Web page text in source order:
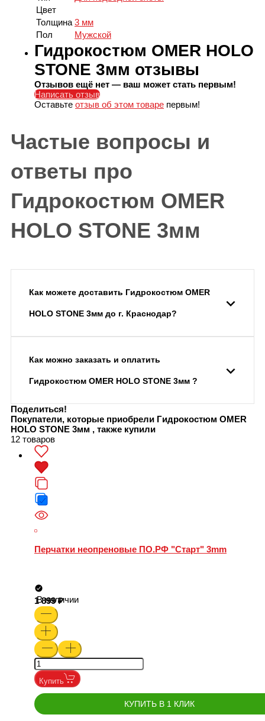
Цвет
Толщина 3 мм
Пол
Мужской
Гидрокостюм OMER HOLO
STONE 3мм отзывы
Отзывов ещё нет — ваш может стать первым!
Написать отзыв
Оставьте отзыв об этом товаре первым!
Частые вопросы и
ответы про
Гидрокостюм OMER
HOLO STONE 3мм
Как можете доставить Гидрокостюм OMER
HOLO STONE 3мм до г. Краснодар?
Как можно заказать и оплатить
Гидрокостюм OMER HOLO STONE 3мм ?
Поделиться!
Покупатели, которые приобрели Гидрокостюм OMER
HOLO STONE 3мм , также купили
12 товаров
Перчатки неопреновые ПО.РФ "Старт" 3mm
В наличии
1 899
Купить
КУПИТЬ В 1 КЛИК